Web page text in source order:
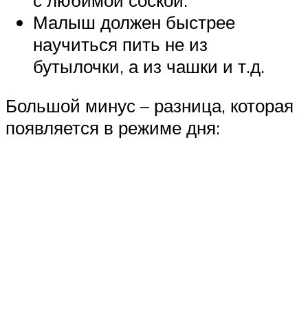
Малыш должен быстрее
научиться пить не из
бутылочки, а из чашки и т.д.
Большой минус – разница, которая
появляется в режиме дня: